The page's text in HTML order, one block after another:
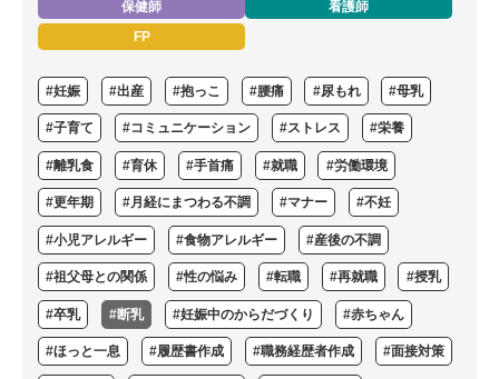
保健師
看護師
FP
#妊娠 #出産 #抱っこ #腰痛 #尿もれ #母乳
#子育て #コミュニケーション #ストレス #栄養
#離乳食 #育休 #手首痛 #就職 #労働環境
#更年期 #月経にまつわる不調 #マナー #不妊
#小児アレルギー #食物アレルギー #産後の不調
#祖父母との関係 #性の悩み #転職 #再就職 #授乳
#卒乳 #断乳 #妊娠中のからだづくり #赤ちゃん
#ほっと一息 #履歴書作成 #職務経歴者作成 #面接対策